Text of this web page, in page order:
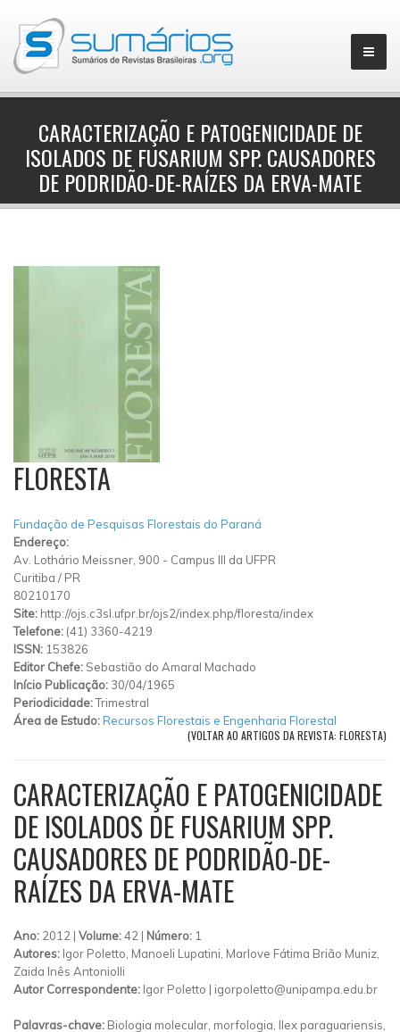
▼
CARACTERIZAÇÃO E PATOGENICIDADE DE
ISOLADOS DE FUSARIUM SPP. CAUSADORES
DE PODRIDÃO-DE-RAÍZES DA ERVA-MATE
FLORESTA
Fundação de Pesquisas Florestais do Paraná
Endereço:
Av. Lothário Meissner, 900 - Campus III da UFPR
Curitiba / PR
80210170
Site: http://ojs.c3sl.ufpr.br/ojs2/index.php/floresta/index
Telefone: (41) 3360-4219
ISSN: 153826
Editor Chefe: Sebastião do Amaral Machado
Início Publicação: 30/04/1965
Periodicidade:Trimestral
Área de Estudo:Recursos Florestais e Engenharia Florestal
(VOLTAR AO ARTIGOS DA REVISTA: FLORESTA)
CARACTERIZAÇÃO E PATOGENICIDADE
DE ISOLADOS DE FUSARIUM SPP.
CAUSADORES DE PODRIDÃO-DE-
RAÍZES DA ERVA-MATE
Ano: 2012 | Volume:42 | Número: 1
Autores: Igor Poletto, Manoeli Lupatini, Marlove Fátima Brião Muniz,
Zaida Inês Antoniolli
Autor Correspondente: Igor Poletto | igorpoletto@unipampa.edu.br
Palavras-chave: Biologia molecular, morfologia, Ilex paraguariensis,